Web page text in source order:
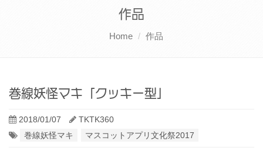
作品
Home 作品
巻線妖怪マキ「クッキー型」
2018/01/07
TKTK360
巻線妖怪マキ
マスコットアプリ文化祭2017